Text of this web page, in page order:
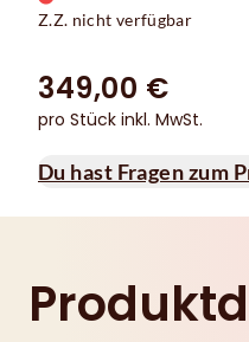
Z.Z. nicht verfügbar
349,00 €
pro Stück inkl. MwSt.
Du hast Fragen zum